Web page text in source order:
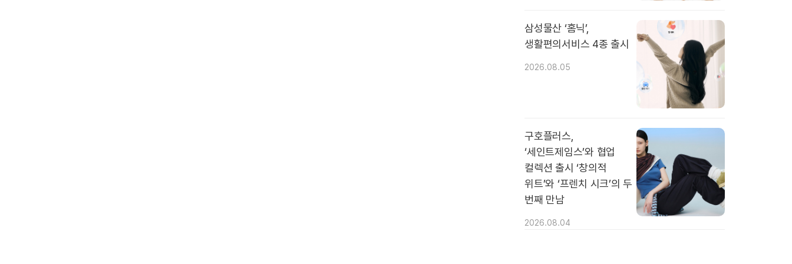
삼성물산 ‘홈닉’,
생활편의서비스 4종 출시
2026.08.05
구호플러스,
‘세인트제임스’와 협업
컬렉션 출시 ‘창의적
위트’와 ‘프렌치 시크’의 두
번째 만남
2026.08.04